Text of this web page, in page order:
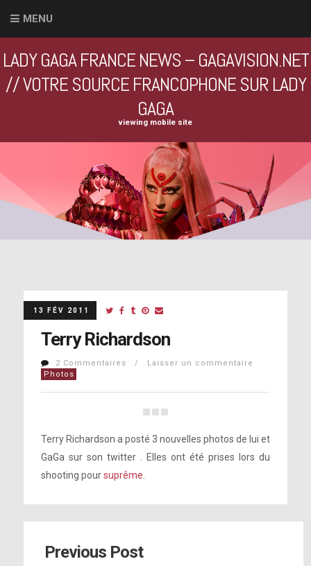
MENU
LADY GAGA FRANCE NEWS – GAGAVISION.NET
// VOTRE SOURCE FRANCOPHONE SUR LADY
GAGA
viewing mobile site
13 FÉV 2011
Terry Richardson
2 Commentaires / Laisser un commentaire
Photos
Terry Richardson a posté 3 nouvelles photos de lui et
GaGa sur son twitter . Elles ont été prises lors du
shooting poursuprême
Previous Post